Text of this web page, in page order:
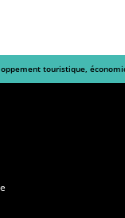
touristique,